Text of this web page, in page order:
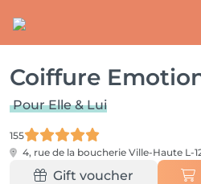
Coiffure
Pour Elle & Lui
155
4, rue de la boucherie Ville-Haute L-
Gift voucher